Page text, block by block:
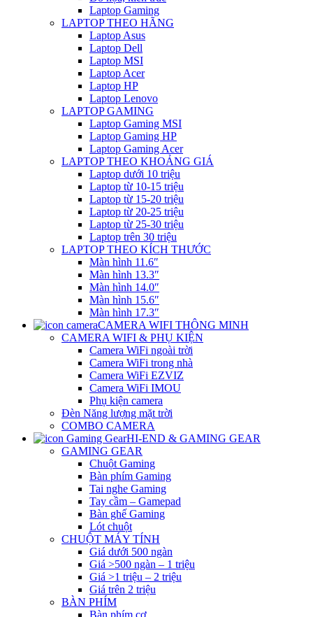
Laptop Gaming
LAPTOP THEO HÃNG
Laptop Asus
Laptop Dell
Laptop MSI
Laptop Acer
Laptop HP
Laptop Lenovo
LAPTOP GAMING
Laptop Gaming MSI
Laptop Gaming HP
Laptop Gaming Acer
LAPTOP THEO KHOẢNG GIÁ
Laptop dưới 10 triệu
Laptop từ 10-15 triệu
Laptop từ 15-20 triệu
Laptop từ 20-25 triệu
Laptop từ 25-30 triệu
Laptop trên 30 triệu
LAPTOP THEO KÍCH THƯỚC
Màn hình 11.6″
Màn hình 13.3″
Màn hình 14.0″
Màn hình 15.6″
Màn hình 17.3″
CAMERA WIFI THÔNG MINH
CAMERA WIFI & PHỤ KIỆN
Camera WiFi ngoài trời
Camera WiFi trong nhà
Camera WiFi EZVIZ
Camera WiFi IMOU
Phụ kiện camera
Đèn Năng lượng mặt trời
COMBO CAMERA
HI-END & GAMING GEAR
GAMING GEAR
Chuột Gaming
Bàn phím Gaming
Tai nghe Gaming
Tay cầm – Gamepad
Bàn ghế Gaming
Lót chuột
CHUỘT MÁY TÍNH
Giá dưới 500 ngàn
Giá >500 ngàn – 1 triệu
Giá >1 triệu – 2 triệu
Giá trên 2 triệu
BÀN PHÍM
Bàn phím cơ